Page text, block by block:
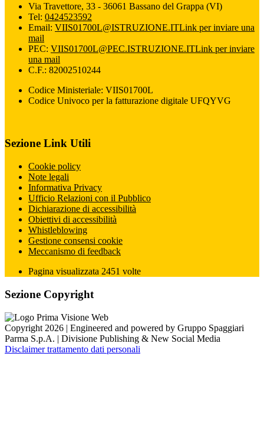
Via Travettore, 33 - 36061 Bassano del Grappa (VI)
Tel: 0424523592
Email: VIIS01700L@ISTRUZIONE.ITLink per inviare una
mail
PEC: VIIS01700L@PEC.ISTRUZIONE.ITLink per inviare
una mail
C.F.: 82002510244
Codice Ministeriale: VIIS01700L
Codice Univoco per la fatturazione digitale UFQYVG
Sezione Link Utili
Cookie policy
Note legali
Informativa Privacy
Ufficio Relazioni con il Pubblico
Dichiarazione di accessibilità
Obiettivi di accessibilità
Whistleblowing
Gestione consensi cookie
Meccanismo di feedback
Pagina visualizzata 2451 volte
Sezione Copyright
Copyright 2026 | Engineered and powered by Gruppo Spaggiari
Parma S.p.A. | Divisione Publishing & New Social Media
Disclaimer trattamento dati personali